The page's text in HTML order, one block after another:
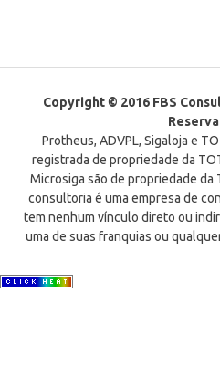
Copyright © 2016 FBS
Protheus, ADVPL, Sigaloja e
registrada de propriedade da
Microsiga são de propriedade da
consultoria é uma empresa de
tem nenhum vínculo direto ou
uma de suas franquias ou